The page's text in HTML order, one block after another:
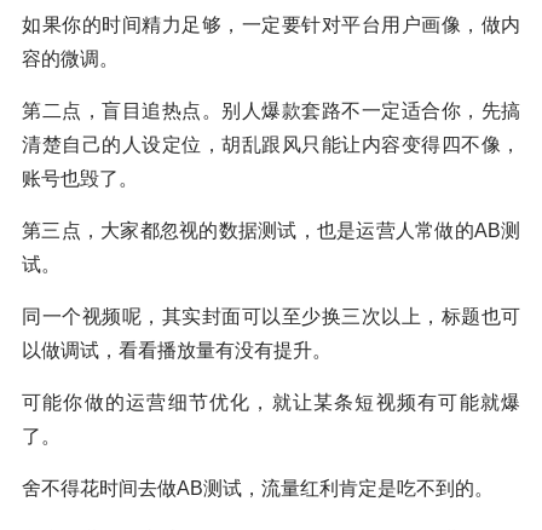
如果你的时间精力足够，一定要针对平台用户画像，做内
容的微调。
第二点，盲目追热点。别人爆款套路不一定适合你，先搞
清楚自己的人设定位，胡乱跟风只能让内容变得四不像，
账号也毁了。
第三点，大家都忽视的数据测试，也是运营人常做的AB测
试。
同一个视频呢，其实封面可以至少换三次以上，标题也可
以做调试，看看播放量有没有提升。
可能你做的运营细节优化，就让某条短视频有可能就爆
了。
舍不得花时间去做AB测试，流量红利肯定是吃不到的。